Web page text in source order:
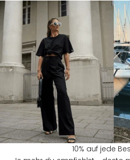
10% auf jede